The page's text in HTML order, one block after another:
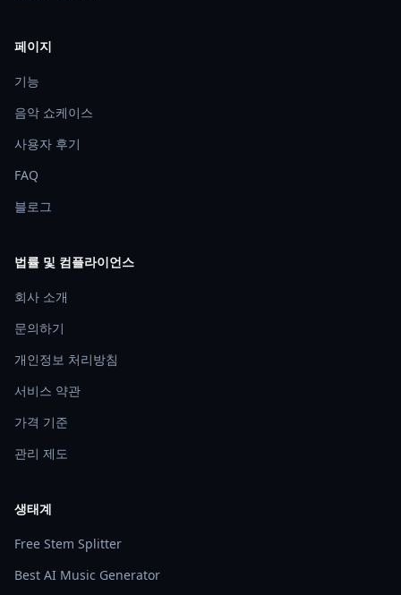
페이지
기능
음악 쇼케이스
사용자 후기
FAQ
블로그
법률 및 컴플라이언스
회사 소개
문의하기
개인정보 처리방침
서비스 약관
가격 기준
관리 제도
생태계
Free Stem Splitter
Best AI Music Generator